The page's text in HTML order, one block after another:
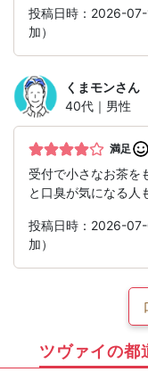
投稿日時：2026-07-
加）
くまモンさん
40代｜男性
満足
受付で小さなお茶を
と口臭が気になる人
投稿日時：2026-
加）
ツヴァイの都